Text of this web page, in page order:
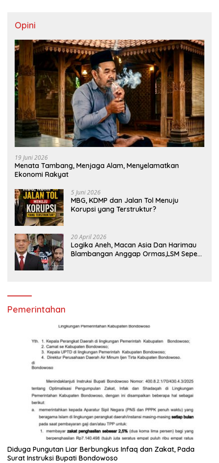
Opini
19 Juni 2026
Menata Tambang, Menjaga Alam, Menyelamatkan
Ekonomi Rakyat
5 Juni 2026
MBG, KDMP dan Jalan Tol Menuju
Korupsi yang Terstruktur?
20 April 2026
Logika Aneh, Macan Asia Dan Harimau
Blambangan Anggap Ormas,LSM Seperti
Pemerintahan
Diduga Pungutan Liar Berbungkus Infaq dan Zakat, Pada
Surat Instruksi Bupati Bondowoso